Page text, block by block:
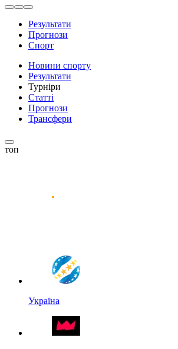
Результати
Прогнози
Спорт
Новини спорту
Результати
Турніри
Статті
Прогнози
Трансфери
топ
Україна